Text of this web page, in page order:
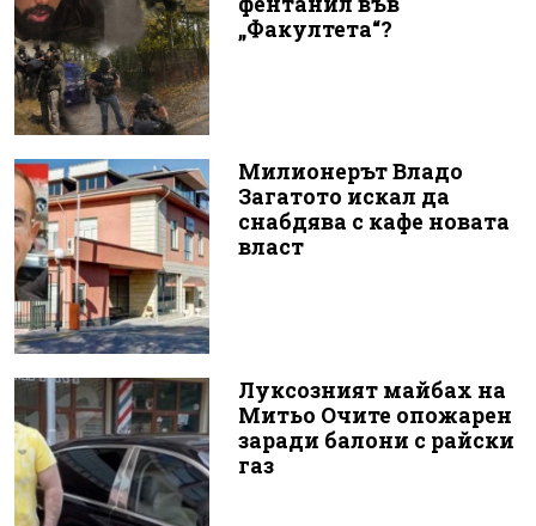
„Факултета“?
Милионерът Владо
Загатото искал да
снабдява с кафе новата
власт
Луксозният майбах на
Митьо Очите опожарен
заради балони с райски
газ